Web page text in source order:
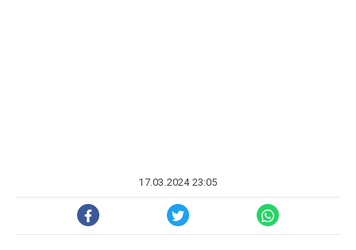
17.03.2024 23:05